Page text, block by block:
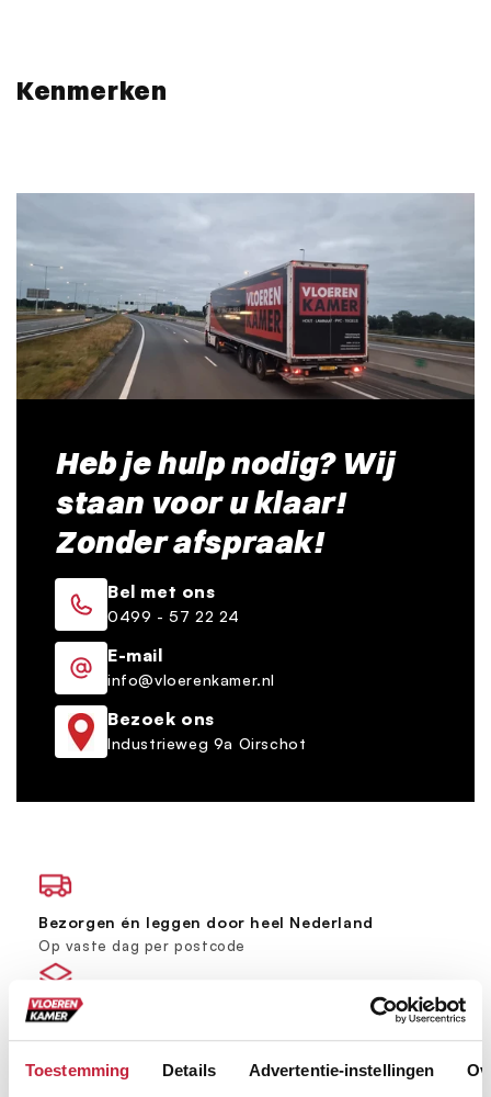
Toestemming Details Advertentie-instellingen
Kenmerken
Heb je hulp nodig? Wij
staan voor u klaar!
Zonder afspraak!
Bel met ons
0499 - 57 22 24
E-mail
info@vloerenkamer.nl
Bezoek ons
Industrieweg 9a Oirschot
Bezorgen én leggen door heel Nederland
Op vaste dag per postcode
Grootste vloerenspeciaalzaak van Brabant
Ruim 600 m² showroom